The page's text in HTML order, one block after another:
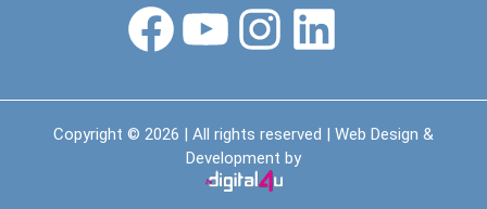
FacebookYouTubeInstagramLinkedin
Copyright © 2026 | All rights reserved | Web Design &
Development by